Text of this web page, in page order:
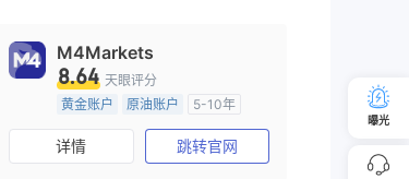
M4Markets
8.64 天眼评分
黄金账户
原油账户
5-10年
塞浦路斯监管
全牌照 (MM)
主标MT4
详情 跳转官网
曝光